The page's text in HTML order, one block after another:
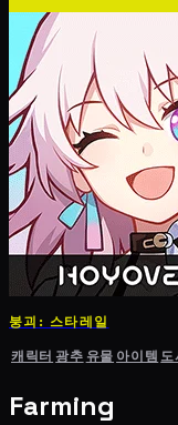
붕괴: 스타레일
캐릭터 광추 유물 아이템 도
Farming